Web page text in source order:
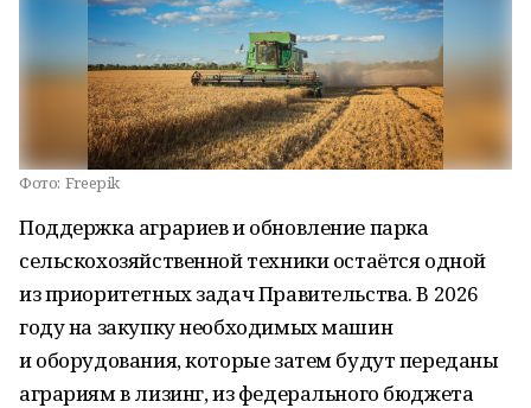
Фото: Freepik
Поддержка аграриев и обновление парка
сельскохозяйственной техники остаётся одной
из приоритетных задач Правительства. В 2026
году на закупку необходимых машин
и оборудования, которые затем будут переданы
аграриям в лизинг, из федерального бюджета